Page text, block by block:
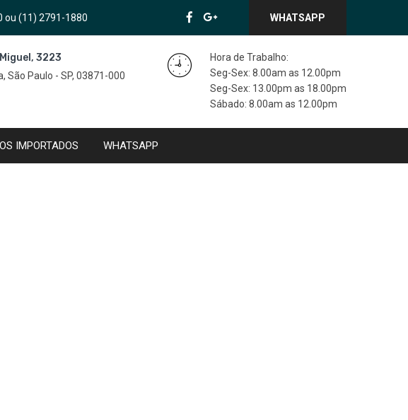
ou (11) 2791-1880 WHATSAPP
3223
São Paulo - SP, 03871-000
Hora de Trabalho:
Seg-Sex: 8.00am as 12.00pm
Seg-Sex: 13.00pm as 18.00pm
Sábado: 8.00am as 12.00pm
IMPORTADOS WHATSAPP